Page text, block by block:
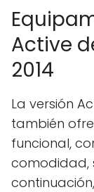
Active
2014
La versión
también
funcional,
comodidad,